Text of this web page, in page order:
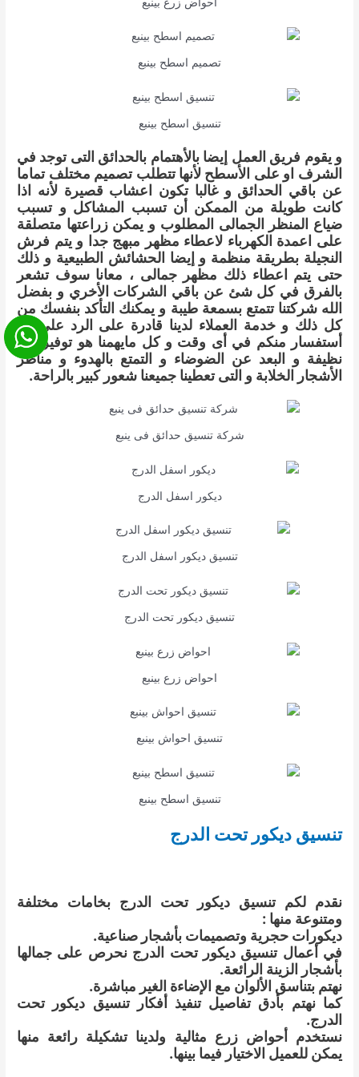
تصميم اسطح بينبع
تنسيق اسطح بينبع
و يقوم فريق العمل إيضا بالأهتمام بالحدائق التى توجد في
الشرف او على الأسطح لأنها تتطلب تصميم مختلف تماما
عن باقي الحدائق و غالبا تكون اعشاب قصيرة لأنه اذا
كانت طويلة من الممكن أن تسبب المشاكل و تسبب
ضياع المنظر الجمالى المطلوب و يمكن زراعتها متصلقة
على اعمدة الكهرباء لاعطاء مظهر مبهج جدا و يتم فرش
النجيلة بطريقة منظمة و إيضا الحشائش الطبيعية و ذلك
حتى يتم اعطاء ذلك مظهر جمالى ، معانا سوف تشعر
بالفرق في كل شئ عن باقي الشركات الأخري و بفضل
الله شركتنا تتمتع بسمعة طيبة و يمكنك التأكد بنفسك من
كل ذلك و خدمة العملاء لدينا قادرة على الرد على أى
أستفسار منكم في أى وقت و كل مايهمنا هو توفير بيئة
نظيفة و البعد عن الضوضاء و التمتع بالهدوء و مناظر
الأشجار الخلابة و التى تعطينا جميعنا شعور كبير بالراحة.
شركة تنسيق حدائق فى ينبع
ديكور اسفل الدرج
تنسيق ديكور اسفل الدرج
تنسيق ديكور تحت الدرج
احواض زرع بينبع
تنسيق احواش بينبع
تنسيق اسطح بينبع
تنسيق ديكور تحت الدرج
نقدم لكم تنسيق ديكور تحت الدرج بخامات مختلفة
ومتنوعة منها :
ديكورات حجرية وتصميمات بأشجار صناعية.
في أعمال تنسيق ديكور تحت الدرج نحرص على جمالها
بأشجار الزينة الرائعة.
نهتم بتناسق الألوان مع الإضاءة الغير مباشرة.
كما نهتم بأدق تفاصيل تنفيذ أفكار تنسيق ديكور تحت
الدرج.
نستخدم أحواض زرع مثالية ولدينا تشكيلة رائعة منها
يمكن للعميل الاختيار فيما بينها.